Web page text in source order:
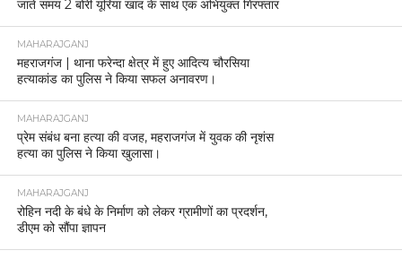
जाते समय 2 बोरी यूरिया खाद के साथ एक अभियुक्त गिरफ्तार
MAHARAJGANJ
महराजगंज | थाना फरेन्दा क्षेत्र में हुए आदित्य चौरसिया
हत्याकांड का पुलिस ने किया सफल अनावरण।
MAHARAJGANJ
प्रेम संबंध बना हत्या की वजह, महराजगंज में युवक की नृशंस
हत्या का पुलिस ने किया खुलासा।
MAHARAJGANJ
रोहिन नदी के बंधे के निर्माण को लेकर ग्रामीणों का प्रदर्शन,
डीएम को सौंपा ज्ञापन